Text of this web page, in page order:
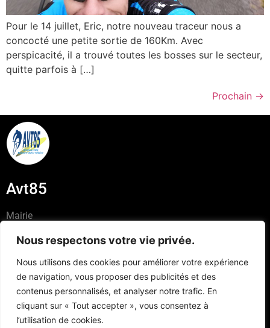
Nous respectons votre vie privée.
Nous utilisons des cookies pour améliorer votre expérience
de navigation, vous proposer des publicités et des
contenus personnalisés, et analyser notre trafic. En
cliquant sur « Tout accepter », vous consentez à
l’utilisation de cookies.
Pour le 14 juillet, Eric, notre nouveau traceur nous a
concocté une petite sortie de 160Km. Avec
perspicacité, il a trouvé toutes les bosses sur le secteur,
quitte parfois à […]
Prochain →
Avt85
Mairie
85440 -TALMONT ST HILAIRE
06 03 25 81 10
contact@avt85.fr